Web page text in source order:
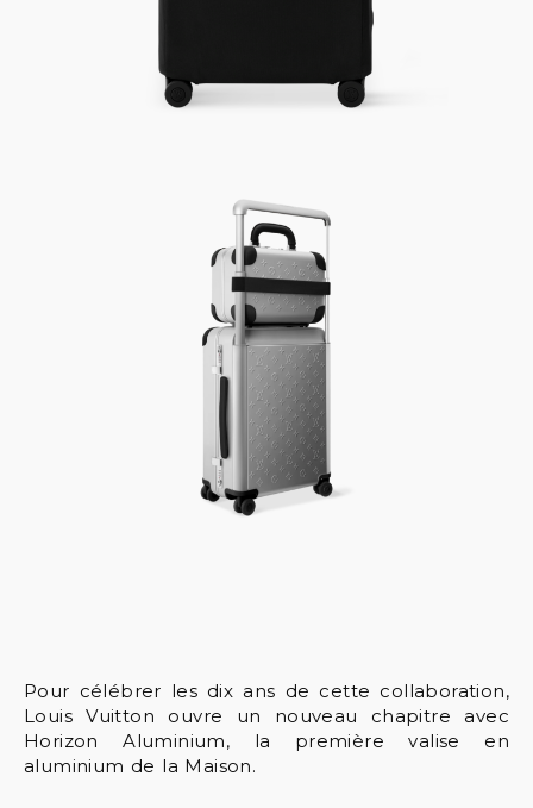
Pour célébrer les dix ans de cette collaboration,
Louis Vuitton ouvre un nouveau chapitre avec
Horizon Aluminium, la première valise en
aluminium de la Maison.